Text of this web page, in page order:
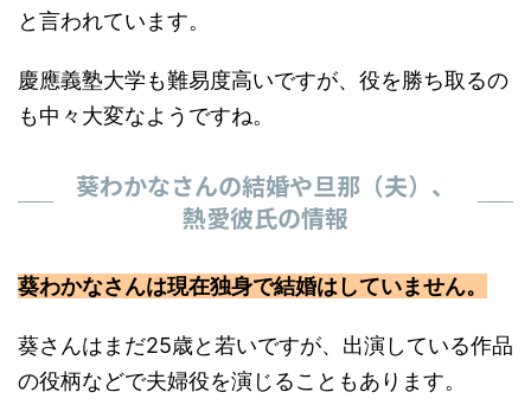
と言われています。
慶應義塾大学も難易度高いですが、役を勝ち取るの
も中々大変なようですね。
葵わかなさんの結婚や旦那（夫）、
熱愛彼氏の情報
葵わかなさんは現在独身で結婚はしていません。
葵さんはまだ25歳と若いですが、出演している作品
の役柄などで夫婦役を演じることもあります。